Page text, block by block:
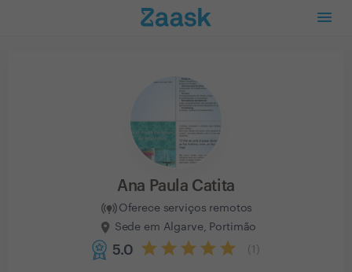
Ana Paula Catita
Oferece serviços remotos
Sede em Algarve, Portimão
5.0 1